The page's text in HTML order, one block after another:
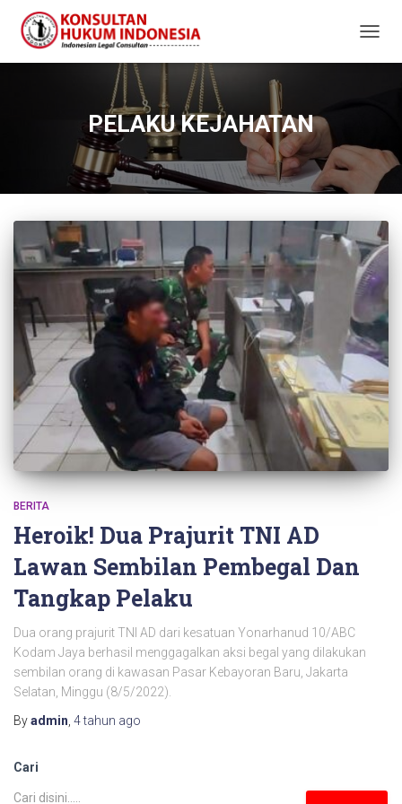
PELAKU KEJAHATAN
BERITA
Heroik! Dua Prajurit TNI AD
Lawan Sembilan Pembegal Dan
Tangkap Pelaku
Dua orang prajurit TNI AD dari kesatuan Yonarhanud 10/ABC
Kodam Jaya berhasil menggagalkan aksi begal yang dilakukan
sembilan orang di kawasan Pasar Kebayoran Baru, Jakarta
Selatan, Minggu (8/5/2022).
Byadmin 4 tahun ago
Cari